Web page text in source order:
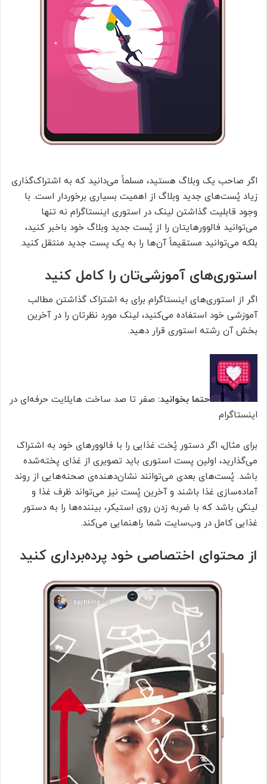
اگر صاحب یک وبلاگ هستید، مسلماً می‌دانید که به اشتراک‌گذاری
زیاد پُست‌های جدید وبلاگ از اهمیت بسیاری برخوردار است. با
وجود قابلیت گذاشتن لینک در استوری اینستاگرام نه‌ تنها
می‌توانید فالوورهایتان را از پُست جدید وبلاگ خود باخبر کنید،
بلکه می‌توانید مستقیماً آن‌ها را به یک پست جدید منتقل کنید.
استوری‌های آموزشی‌تان را کامل کنید
اگر از استوری‌های اینستاگرام برای به اشتراک گذاشتن مطالب
آموزشی خود استفاده می‌کنید، لینک مورد نظرتان را در آخرین
بخش آن رشته استوری قرار دهید.
حتما بخوانید: صفر تا صد ساخت هایلایت حرفه‌ای در
اینستاگرام
برای مثال، اگر دستور پُخت غذایی را با فالوورهای خود به اشتراک
می‌گذارید، اولین پست استوری باید تصویری از غذای پخته‌شده
باشد. پُست‌های بعدی می‌توانند نشان‌دهنده‌ی صحنه‌هایی از روند
آماده‌سازی غذا باشند و آخرین پُست نیز می‌تواند ظرف غذا و
لینکی باشد که با ضربه زدن روی استیکر، بیننده‌ها را به دستور
غذایی کامل در وب‌سایت شما راهنمایی می‌کند.
از محتوای اختصاصی خود پرده‌برداری کنید